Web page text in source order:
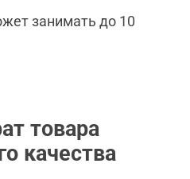
занимать до 10
товара
качества